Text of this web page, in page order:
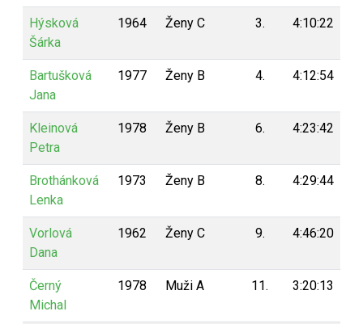
Hýsková
Šárka
1964 Ženy C 3. 4:10:22
Bartušková
Jana
1977 Ženy B 4. 4:12:54
Kleinová
Petra
1978 Ženy B 6. 4:23:42
Brothánková
Lenka
1973 Ženy B 8. 4:29:44
Vorlová
Dana
1962 Ženy C 9. 4:46:20
Černý
Michal
1978 Muži A 11. 3:20:13